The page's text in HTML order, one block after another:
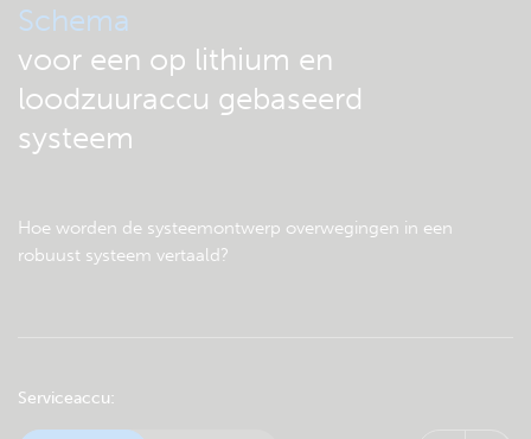
Schema
voor een op lithium en
loodzuuraccu gebaseerd
systeem
Hoe worden de systeemontwerp overwegingen in een
robuust systeem vertaald?
Serviceaccu